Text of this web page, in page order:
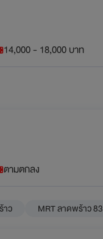
14,000 - 18,000 บาท
ตามตกลง
าว MRT ลาดพร้าว 83